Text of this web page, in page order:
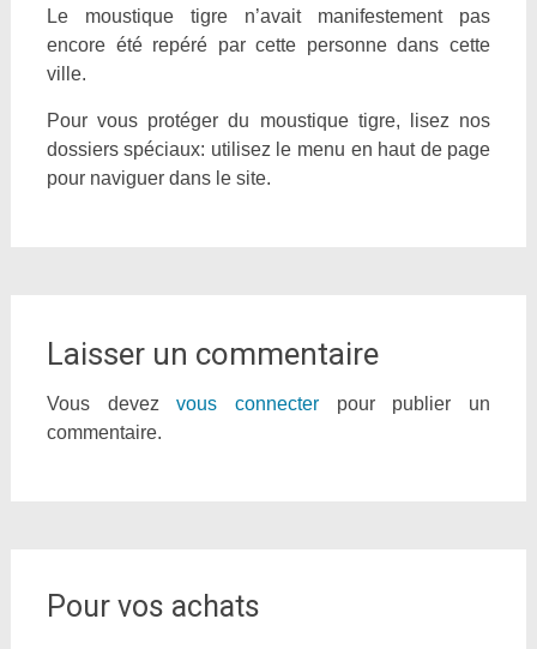
Le moustique tigre n’avait manifestement pas
encore été repéré par cette personne dans cette
ville.
Pour vous protéger du moustique tigre, lisez nos
dossiers spéciaux: utilisez le menu en haut de page
pour naviguer dans le site.
Laisser un commentaire
Vous devezvous connecter pour publier un
commentaire.
Pour vos achats